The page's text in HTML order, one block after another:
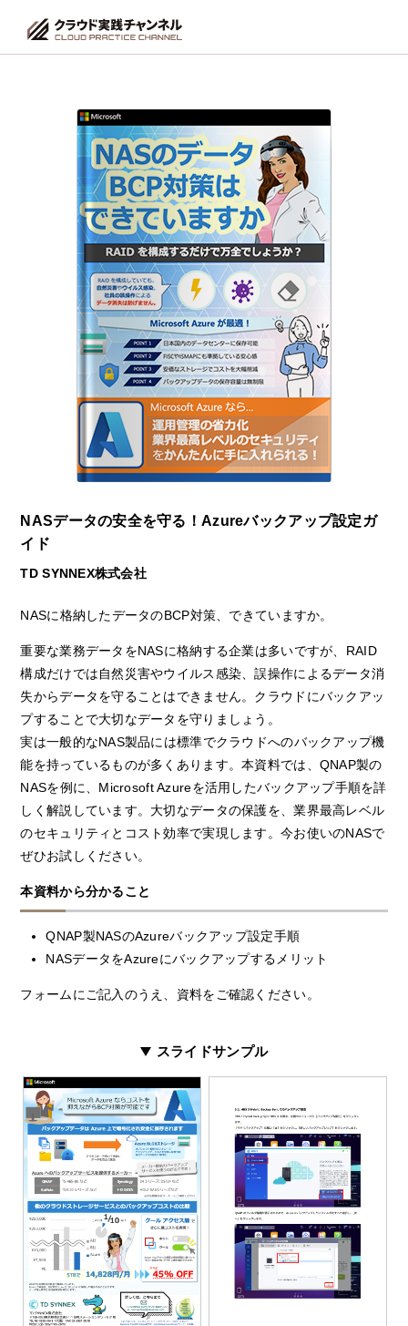
NASデータの安全を守る！Azureバックアップ設定ガ
イド
TD SYNNEX株式会社
NASに格納したデータのBCP対策、できていますか。
重要な業務データをNASに格納する企業は多いですが、RAID
構成だけでは自然災害やウイルス感染、誤操作によるデータ消
失からデータを守ることはできません。クラウドにバックアッ
プすることで大切なデータを守りましょう。
実は一般的なNAS製品には標準でクラウドへのバックアップ機
能を持っているものが多くあります。本資料では、QNAP製の
NASを例に、Microsoft Azureを活用したバックアップ手順を詳
しく解説しています。大切なデータの保護を、業界最高レベル
のセキュリティとコスト効率で実現します。今お使いのNASで
ぜひお試しください。
本資料から分かること
QNAP製NASのAzureバックアップ設定手順
NASデータをAzureにバックアップするメリット
フォームにご記入のうえ、資料をご確認ください。
スライドサンプル